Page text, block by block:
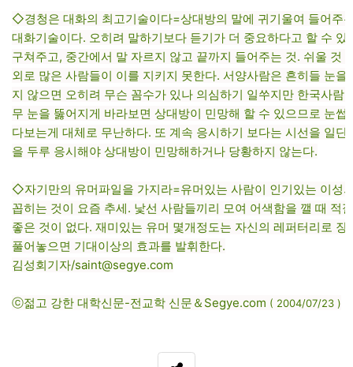
◇경청은 대화의 최고기술이다=상대방의 말에 귀기울여 들어주
대화기술이다. 오히려 말하기보다 듣기가 더 중요하다고 할 수 있
구쳐주고, 중간에서 말 자르지 않고 끝까지 들어주는 것. 쉬울 것
외로 많은 사람들이 이를 지키지 못한다. 서양사람은 흔히들 눈을
지 않으면 오히려 무슨 꼼수가 있나 의심하기 일쑤지만 한국사람
무 눈을 뚫어지게 바라보면 상대방이 민망해 할 수 있으므로 눈썹
다보는게 대체로 무난하다. 또 계속 응시하기 보다는 시선을 일단
을 두루 응시해야 상대방이 민망해하거나 당황하지 않는다.
◇자기만의 유머파일을 가지라=유머있는 사람이 인기있는 이성
꼽히는 것이 요즘 추세. 낯선 사람들끼리 모여 어색함을 깰 때 적
좋은 것이 없다. 재미있는 유머 몇개정도는 자신의 레퍼터리로 장
풀어놓으면 기대이상의 효과를 발휘한다.
김성회기자/saint@segye.com
ⓒ젊고 강한 대학신문-전교학 신문＆Segye.com ( 2004/07/23 )